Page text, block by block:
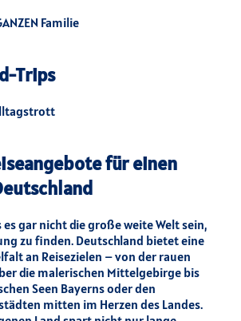
Familie
Trips
für einen
es gar nicht die große weite Welt sein,
zu finden. Deutschland bietet eine
an Reisezielen – von der rauen
die malerischen Mittelgebirge bis
Seen Bayerns oder den
mitten im Herzen des Landes.